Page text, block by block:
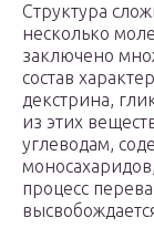
Структура
несколько
заключено
состав
декстрина,
из этих
углеводам,
процесс